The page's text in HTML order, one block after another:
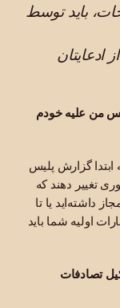
باید توسط
ادعایتان
من علیه خودم
گزارش پلیس
تغییر دهند که
داشته‌اید یا تا
اولیه شما باید
تصادفات